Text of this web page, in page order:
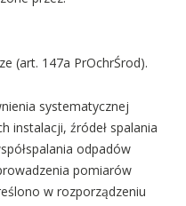
(art. 147a PrOchrŚrod).
systematycznej
instalacji, źródeł spalania
odpadów
pomiarów
w rozporządzeniu